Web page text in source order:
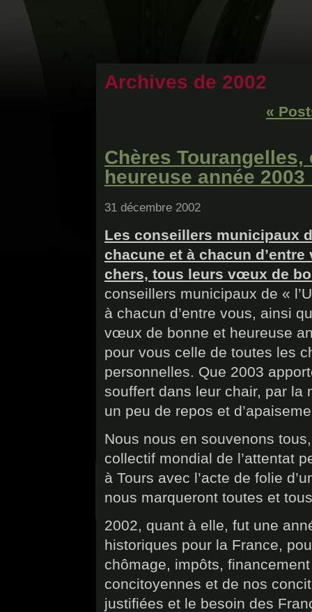
Archives de 2002
«
Chères
heureuse année 2003
31 décembre 2002
Les conseillers municipaux
chacune et à chacun
chers, tous leurs vœux de
conseillers municipaux de «
à chacun d’entre vous, ainsi
vœux de bonne et heureuse
pour vous celle de toutes les
personnelles. Que 2003
souffert dans leur chair, par la
un peu de repos et
Nous nous en souvenons
collectif mondial de l’attentat
à Tours avec l’acte de folie
nous marqueront toutes et
2002, quant à elle, fut une
historiques pour la France,
chômage, impôts,
concitoyennes et de nos
justifiées et le besoin des